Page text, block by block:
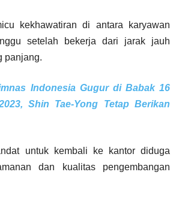
kekhawatiran di antara karyawan
setelah bekerja dari jarak jauh
panjang.
Indonesia Gugur di Babak 16
Shin Tae-Yong Tetap Berikan
untuk kembali ke kantor diduga
dan kualitas pengembangan